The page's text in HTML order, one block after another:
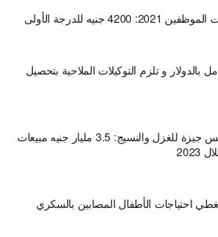
جنيه للدرجة الأولى
بالدولار و تلزم التوكيلات الملاحية بتحصيل
فاضل مرزوق رئيس جيزة للغزل والنسيج: 3.5 مليار جنيه مبيعات
احتياجات الأطفال المصابين بالسكري